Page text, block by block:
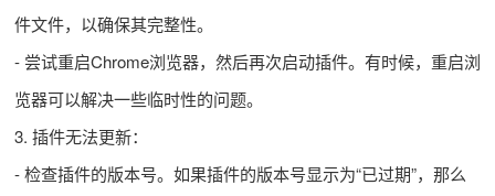
件文件，以确保其完整性。
- 尝试重启Chrome浏览器，然后再次启动插件。有时候，重启浏
览器可以解决一些临时性的问题。
3. 插件无法更新：
- 检查插件的版本号。如果插件的版本号显示为“已过期”，那么